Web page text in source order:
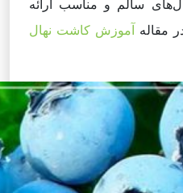
سالم و مناسب ارائه
مقاله آموزش کاشت نهال